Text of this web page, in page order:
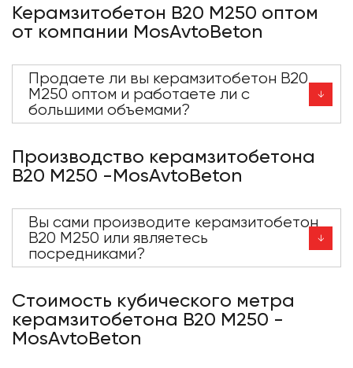
Керамзитобетон В20 М250 оптом
от компании MosAvtoBeton
Продаете ли вы керамзитобетон В20
М250 оптом и работаете ли с
большими объемами?
Производство керамзитобетона
В20 М250 -MosAvtoBeton
Вы сами производите керамзитобетон
В20 М250 или являетесь
посредниками?
Стоимость кубического метра
керамзитобетона В20 М250 -
MosAvtoBeton